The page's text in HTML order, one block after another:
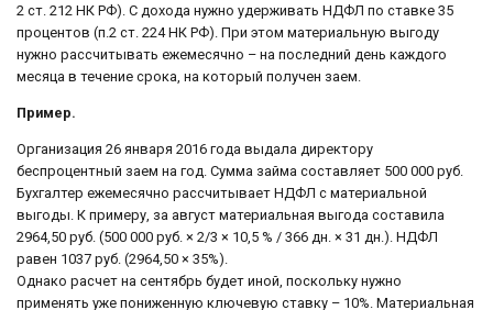
2 ст. 212 НК РФ). С дохода нужно удерживать НДФЛ по ставке 35
процентов (п.2 ст. 224 НК РФ). При этом материальную выгоду
нужно рассчитывать ежемесячно – на последний день каждого
месяца в течение срока, на который получен заем.
Пример.
Организация 26 января 2016 года выдала директору
беспроцентный заем на год. Сумма займа составляет 500 000 руб.
Бухгалтер ежемесячно рассчитывает НДФЛ с материальной
выгоды. К примеру, за август материальная выгода составила
2964,50 руб. (500 000 руб. × 2/3 × 10,5 % / 366 дн. × 31 дн.). НДФЛ
равен 1037 руб. (2964,50 × 35%).
Однако расчет на сентябрь будет иной, поскольку нужно
применять уже пониженную ключевую ставку – 10%. Материальная